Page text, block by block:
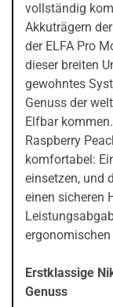
vollständig
Akkuträgern
der ELFA Pro
dieser breiten
gewohntes
Genuss der
Elfbar
Raspberry
komfortabel:
einsetzen, und
einen sicheren
Erstklassige
Genuss